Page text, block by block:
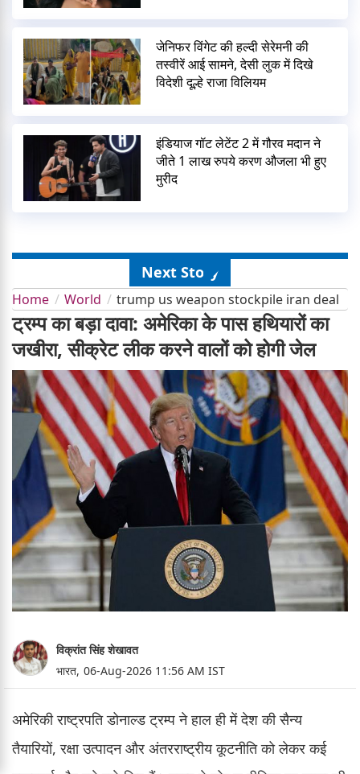
जेनिफर विंगेट की हल्दी सेरेमनी की
तस्वीरें आई सामने, देसी लुक में दिखे
विदेशी दूल्हे राजा विलियम
इंडियाज गॉट लेटेंट 2 में गौरव मदान ने
जीते 1 लाख रुपये करण औजला भी हुए
मुरीद
Next Story
Home World trump us weapon stockpile iran deal
ट्रम्प का बड़ा दावा: अमेरिका के पास हथियारों का
जखीरा, सीक्रेट लीक करने वालों को होगी जेल
विक्रांत सिंह शेखावत
भारत, 06-Aug-2026 11:56 AM IST
अमेरिकी राष्ट्रपति डोनाल्ड ट्रम्प ने हाल ही में देश की सैन्य
तैयारियों, रक्षा उत्पादन और अंतरराष्ट्रीय कूटनीति को लेकर कई